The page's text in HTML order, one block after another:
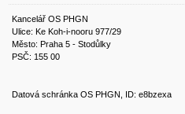
Kancelář OS PHGN
Ulice: Ke Koh-i-nooru 977/29
Město: Praha 5 - Stodůlky
PSČ: 155 00
Datová schránka OS PHGN, ID: e8bzexa